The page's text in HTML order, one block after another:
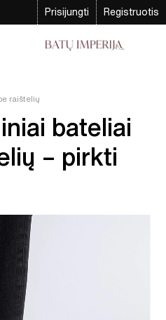
Prisijungti Registruotis
raištelių
bateliai
– pirkti